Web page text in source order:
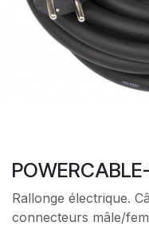
Rallonge électrique.
connecteurs mâle/